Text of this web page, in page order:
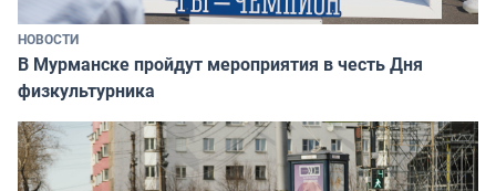
НОВОСТИ
В Мурманске пройдут мероприятия в честь Дня
физкультурника